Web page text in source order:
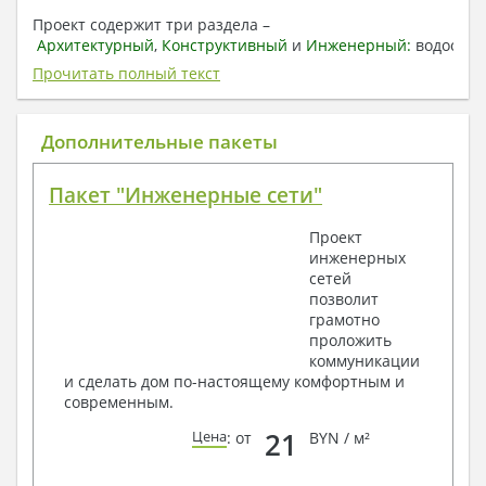
Проект содержит три раздела –
Архитектурный, Конструктивный и Инженерный:
отопление, вентиляция, канализация,
электроснабжение (приобретается за дополнительную
плату) + Пояснительная записка.
1. Архитектурный раздел:
План координационных осей
Поэтажные маркировочные планы с
Разрезы и состав конструкций
Фасады с ведомостью внешних отделок
Элементы проемов – спецификация
Ведомость перемычек – сечения и
спецификация
Экспликация полов
Архитектурные узлы в конструкциях
Прочитать полный текст
Дополнительные пакеты
Пакет "Инженерные сети"
Проект
инженерных
сетей
позволит
грамотно
проложить
коммуникации
и сделать дом по-настоящему комфортным и
современным.
Цена: от 21 BYN / м²